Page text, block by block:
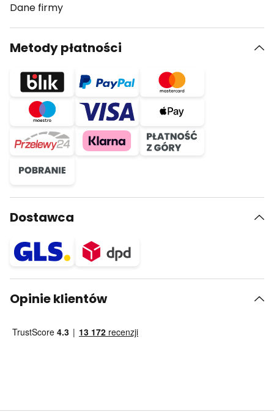
Dane firmy
Metody płatności
Dostawca
Opinie klientów